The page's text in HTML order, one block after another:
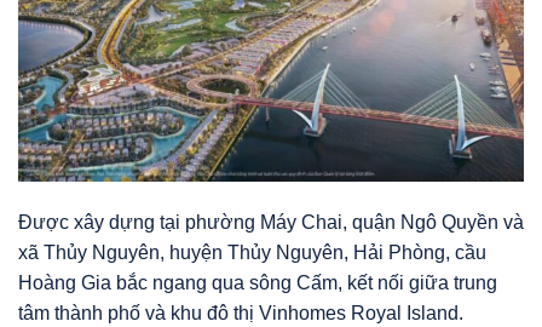
Được xây dựng tại phường Máy Chai, quận Ngô Quyền và
xã Thủy Nguyên, huyện Thủy Nguyên, Hải Phòng, cầu
Hoàng Gia bắc ngang qua sông Cấm, kết nối giữa trung
tâm thành phố và khu đô thị Vinhomes Royal Island.